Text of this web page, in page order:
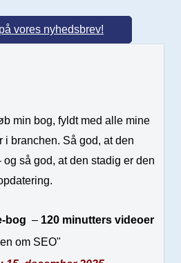
vores nyhedsbrev!
min bog, fyldt med alle mine
i branchen. Så god, at den
så god, at den stadig er den
bog – 120 minutters videoer
om SEO"